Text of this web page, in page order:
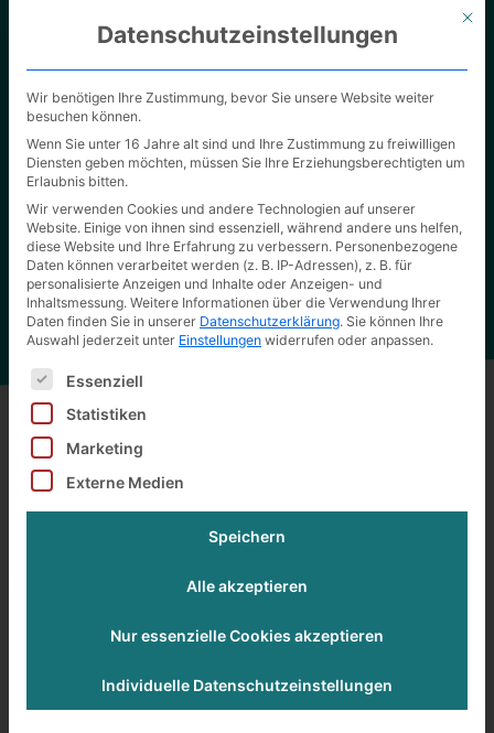
Unsere Verpackungslösungen
Überzeugen Sie sich selbst von der hohen Qualität
unserer Arbeit.
Zurück zu allen Produkten
Kartoneinlage für Teebeutel
GC 1 300 g
Prozess-Schritte
Mit
Datenschutzeinstellungen
Wir benötigen Ihre Zustimmung, bevor Sie unsere Website weiter
besuchen können.
Wenn Sie unter 16 Jahre alt sind und Ihre Zustimmung zu freiwilligen
Diensten geben möchten, müssen Sie Ihre Erziehungsberechtigten um
Erlaubnis bitten.
Wir verwenden Cookies und andere Technologien auf unserer
Website. Einige von ihnen sind essenziell, während andere uns helfen,
diese Website und Ihre Erfahrung zu verbessern. Personenbezogene
Daten können verarbeitet werden (z. B. IP-Adressen), z. B. für
personalisierte Anzeigen und Inhalte oder Anzeigen- und
Inhaltsmessung. Weitere Informationen über die Verwendung Ihrer
Daten finden Sie in unserer Datenschutzerklärung. Sie können Ihre
Auswahl jederzeit unter Einstellungen widerrufen oder anpassen.
Es folgt eine Liste der Service-Gruppen, für die eine
Essenziell
Statistiken
Marketing
Externe Medien
Speichern
Alle akzeptieren
Nur essenzielle Cookies akzeptieren
Individuelle Datenschutzeinstellungen